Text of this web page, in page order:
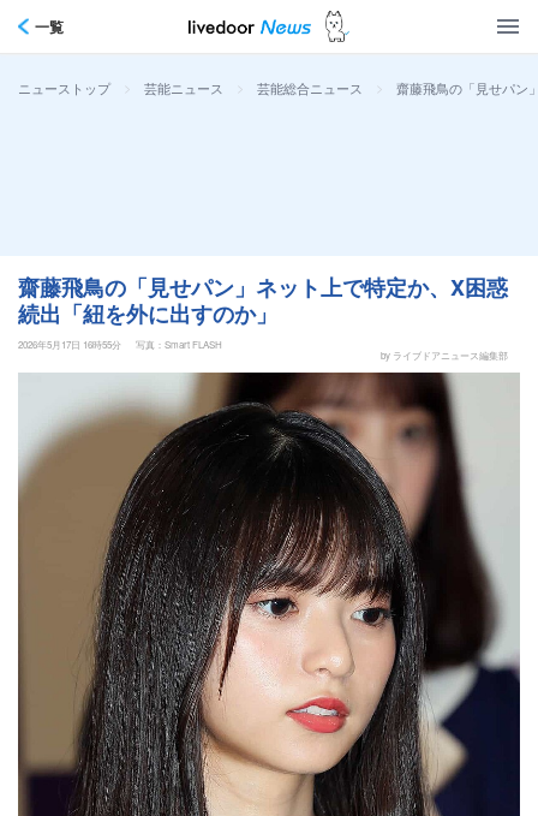
一覧
ニューストップ > 芸能ニュース > 芸能総合ニュース > 齋藤飛鳥の「見せパン
齋藤飛鳥の「見せパン」ネット上で特定か、X困惑
続出「紐を外に出すのか」
2026年5月17日 16時55分
写真：Smart FLASH
by ライブドアニュース編集部